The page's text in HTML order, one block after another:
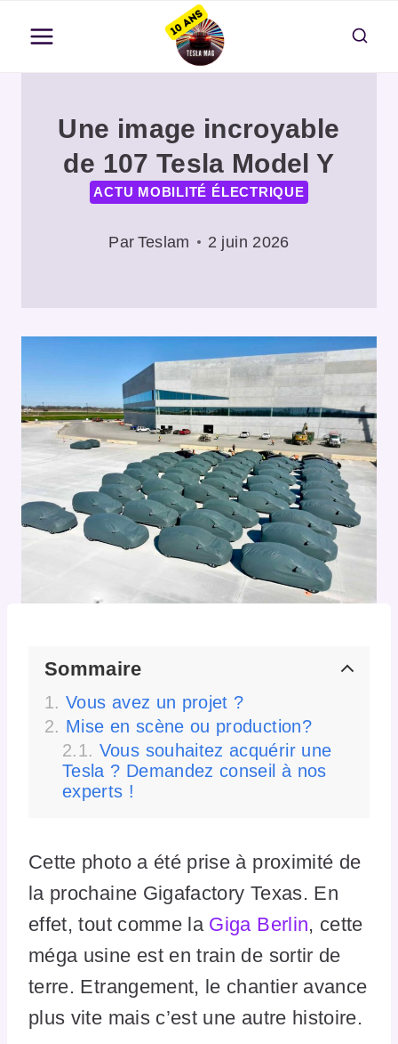
contenu
Une image incroyable
de 107 Tesla Model Y
ACTU MOBILITÉ ÉLECTRIQUE
Par Teslam 2 juin 2026
Sommaire
Vous avez un projet ?
Mise en scène ou production?
Vous souhaitez acquérir une
Tesla ? Demandez conseil à nos
experts !
Cette photo a été prise à proximité de
la prochaine Gigafactory Texas. En
effet, tout comme laGiga Berlin, cette
méga usine est en train de sortir de
terre. Etrangement, le chantier avance
plus vite mais c’est une autre histoire.